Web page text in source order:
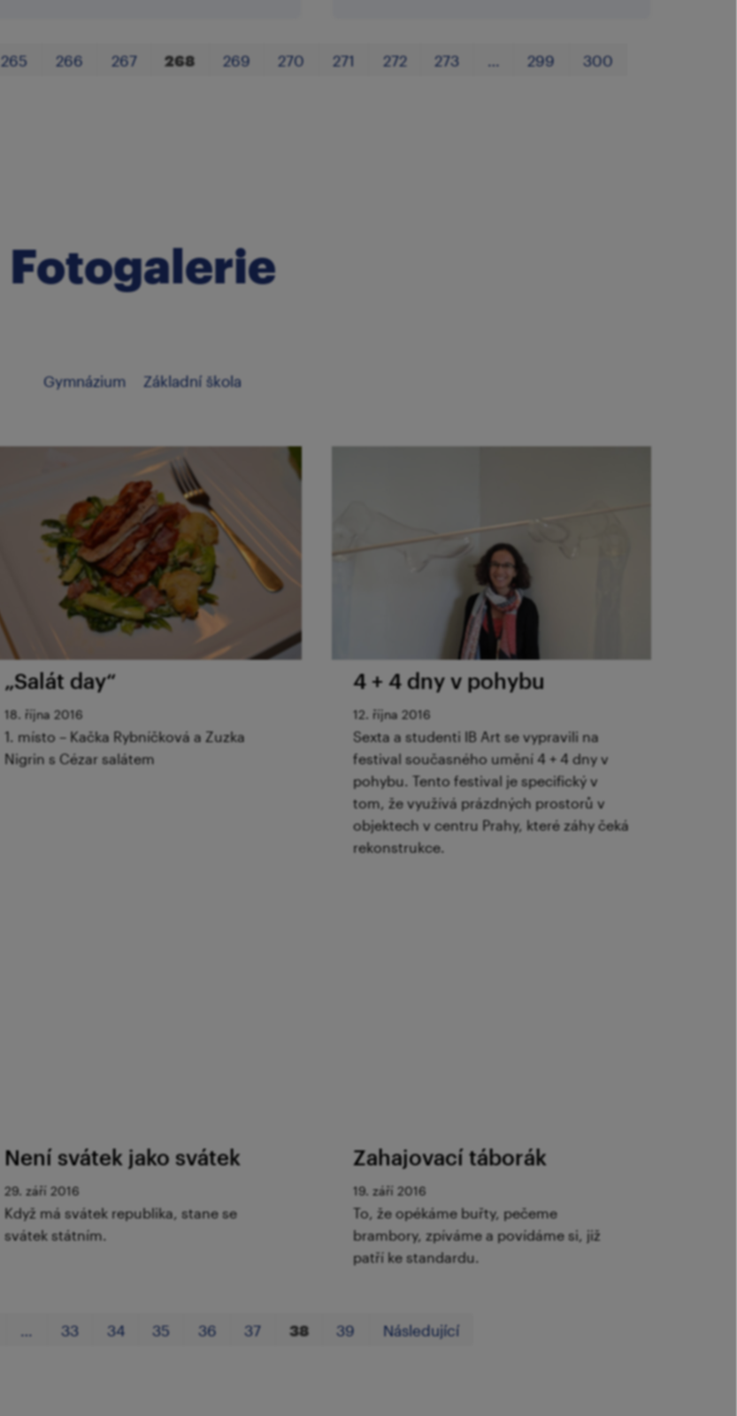
265 266 267 268 269 270 271 272 273 299
300
Fotogalerie
Gymnázium Základní škola
„Salát day“
18. října 2016
1. místo – Kačka Rybníčková a Zuzka
Nigrin s Cézar salátem
4 + 4 dny v pohybu
12. října 2016
Sexta a studenti IB Art se vypravili na
festival současného umění 4 + 4 dny v
pohybu. Tento festival je specifický v
tom, že využívá prázdných prostorů v
objektech v centru Prahy, které záhy čeká
rekonstrukce.
Není svátek jako svátek
29. září 2016
Když má svátek republika, stane se
svátek státním.
Zahajovací táborák
19. září 2016
To, že opékáme buřty, pečeme
brambory, zpíváme a povídáme si, již
patří ke standardu.
33 34 35 36 37 38 39 Následující